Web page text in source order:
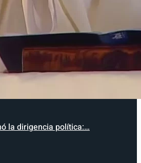
la dirigencia política:…